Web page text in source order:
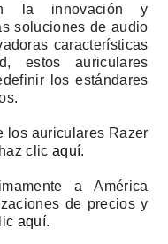
la innovación y
soluciones de audio
características
estos auriculares
los estándares
los auriculares Razer
clic aquí.
a América
de precios y
aquí.